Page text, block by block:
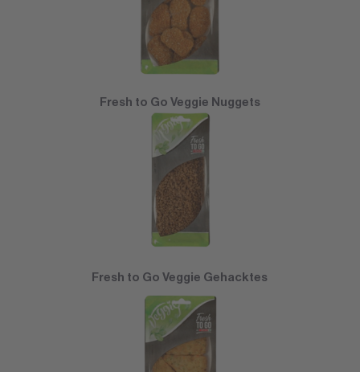
Fresh to Go Veggie Nuggets
Fresh to Go Veggie Gehacktes